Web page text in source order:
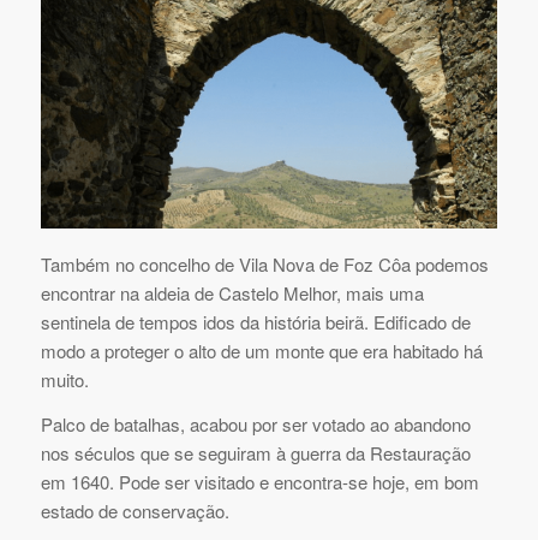
Também no concelho de Vila Nova de Foz Côa podemos
encontrar na aldeia de Castelo Melhor, mais uma
sentinela de tempos idos da história beirã. Edificado de
modo a proteger o alto de um monte que era habitado há
muito.
Palco de batalhas, acabou por ser votado ao abandono
nos séculos que se seguiram à guerra da Restauração
em 1640. Pode ser visitado e encontra-se hoje, em bom
estado de conservação.